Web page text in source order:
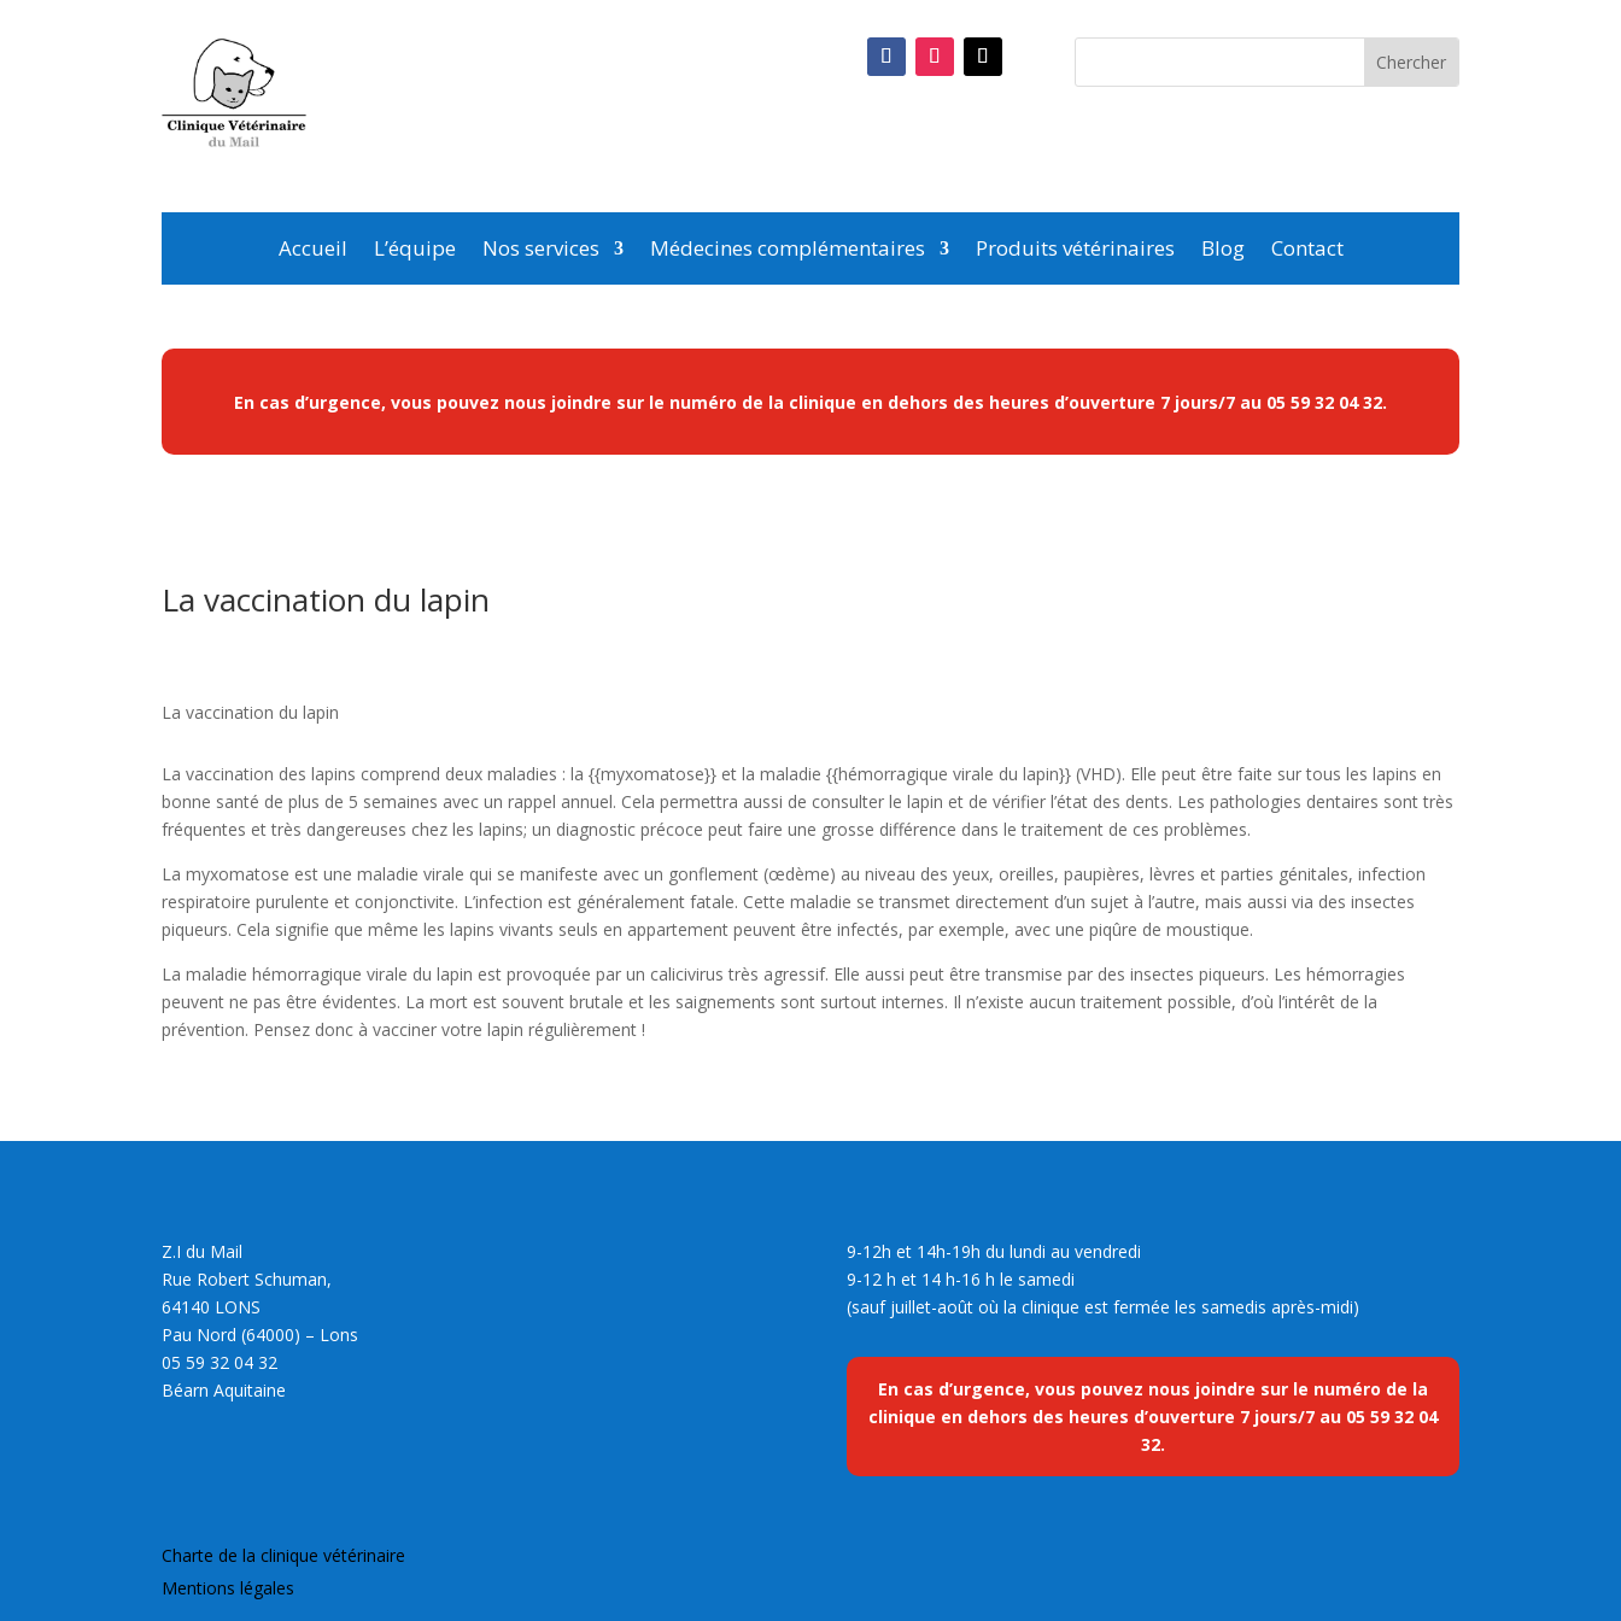
Accueil L’équipe Nos services Médecines complémentaires Produits vétérinaires Blog Contact
En cas d’urgence, vous pouvez nous joindre sur le numéro de la clinique en dehors des heures d’ouverture 7 jours/7 au 05 59 32 04 32.
La vaccination du lapin
La vaccination du lapin
La vaccination des lapins comprend deux maladies : la {{myxomatose}} et la maladie {{hémorragique virale du lapin}} (VHD). Elle peut être faite sur tous les lapins en
bonne santé de plus de 5 semaines avec un rappel annuel. Cela permettra aussi de consulter le lapin et de vérifier l’état des dents. Les pathologies dentaires sont très
fréquentes et très dangereuses chez les lapins; un diagnostic précoce peut faire une grosse différence dans le traitement de ces problèmes.
La myxomatose est une maladie virale qui se manifeste avec un gonflement (œdème) au niveau des yeux, oreilles, paupières, lèvres et parties génitales, infection
respiratoire purulente et conjonctivite. L’infection est généralement fatale. Cette maladie se transmet directement d’un sujet à l’autre, mais aussi via des insectes
piqueurs. Cela signifie que même les lapins vivants seuls en appartement peuvent être infectés, par exemple, avec une piqûre de moustique.
La maladie hémorragique virale du lapin est provoquée par un calicivirus très agressif. Elle aussi peut être transmise par des insectes piqueurs. Les hémorragies
peuvent ne pas être évidentes. La mort est souvent brutale et les saignements sont surtout internes. Il n’existe aucun traitement possible, d’où l’intérêt de la
prévention. Pensez donc à vacciner votre lapin régulièrement !
Z.I du Mail
Rue Robert Schuman,
64140 LONS
Pau Nord (64000) – Lons
05 59 32 04 32
Béarn Aquitaine
9-12h et 14h-19h du lundi au vendredi
9-12 h et 14 h-16 h le samedi
(sauf juillet-août où la clinique est fermée les samedis après-midi)
En cas d’urgence, vous pouvez nous joindre sur le numéro de la
clinique en dehors des heures d’ouverture 7 jours/7 au 05 59 32 04
32.
Charte de la clinique vétérinaire
Mentions légales